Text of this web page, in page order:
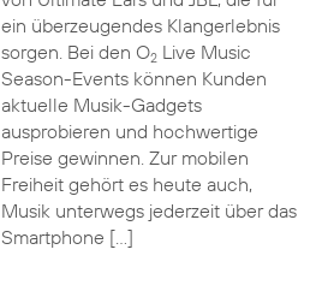
ein überzeugendes Klangerlebnis
sorgen. Bei den O2Live Music
Season-Events können Kunden
aktuelle Musik-Gadgets
ausprobieren und hochwertige
Preise gewinnen. Zur mobilen
Freiheit gehört es heute auch,
Musik unterwegs jederzeit über das
Smartphone […]